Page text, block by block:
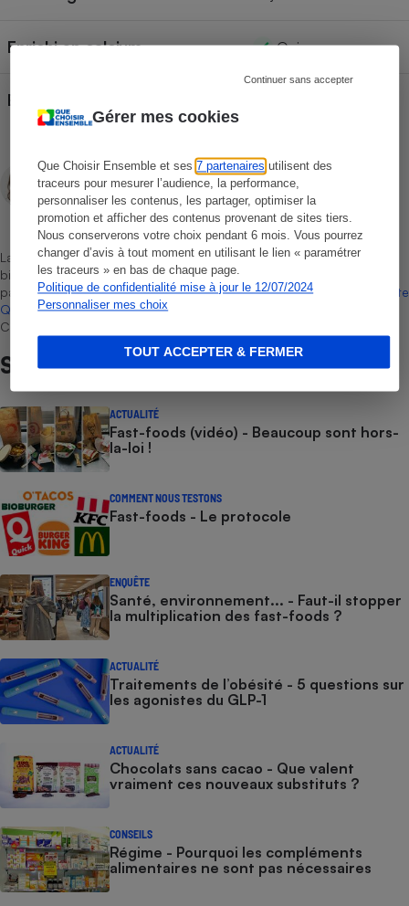
Gérer mes cookies
Que Choisir Ensemble et ses7 partenaires utilisent des
traceurs pour mesurer l’audience, la performance,
personnaliser les contenus, les partager, optimiser la
promotion et afficher des contenus provenant de sites tiers.
Nous conserverons votre choix pendant 6 mois. Vous pourrez
changer d’avis à tout moment en utilisant le lien « paramétrer
les traceurs » en bas de chaque page.
Politique de confidentialité mise à jour le 12/07/2024
Personnaliser mes choix
Continuer sans accepter
TOUT ACCEPTER & FERMER
Enrichi en calcium Oui
Bio
Domitille Vey
Rédactrice technique
La sélection de produits ou services est représentative du marché,
bien que non-exhaustive. À l’exception des autorisations données
par Bureau Veritas Certification conformément aux règles de
La Note
Que Choisir, il n’existe aucune relation contractuelle entre Que
Choisir Ensemble et les professionnels référencés.
Sur le même sujet
ACTUALITÉ
Fast-foods (vidéo) - Beaucoup sont hors-
la-loi !
COMMENT NOUS TESTONS
Fast-foods - Le protocole
ENQUÊTE
Santé, environnement... - Faut-il stopper
la multiplication des fast-foods ?
ACTUALITÉ
Traitements de l’obésité - 5 questions sur
les agonistes du GLP-1
ACTUALITÉ
Chocolats sans cacao - Que valent
vraiment ces nouveaux substituts ?
CONSEILS
Régime - Pourquoi les compléments
alimentaires ne sont pas nécessaires